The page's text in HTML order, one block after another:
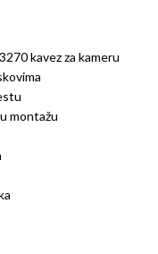
kavez za kameru
montažu